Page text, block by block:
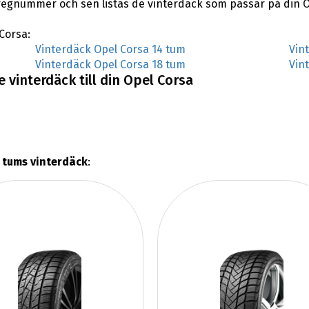
och sen listas de vinterdäck som passar på din
Vinterdäck Opel Corsa 14 tum
Vinterdäck Opel Corsa 18 tum
vinterdäck till din Opel Corsa
tums vinterdäck: